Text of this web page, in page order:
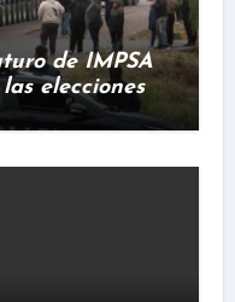
de IMPSA
elecciones